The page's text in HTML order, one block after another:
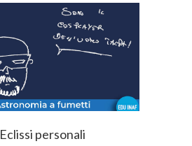
Eclissi personali